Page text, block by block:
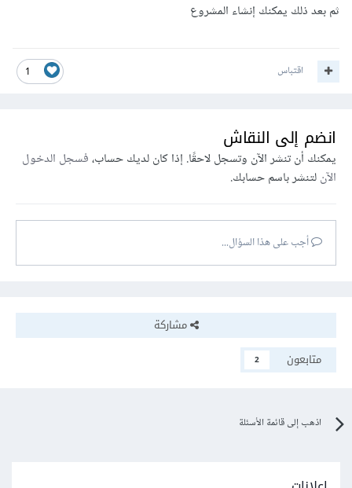
ثم بعد ذلك يمكنك إنشاء المشروع
1 اقتباس
انضم إلى النقاش
يمكنك أن تنشر الآن وتسجل لاحقًا. إذا كان لديك حساب،فسجل الدخول
الآنلتنشر باسم حسابك.
أجب على هذا السؤال...
مشاركة
متابعون
2
اذهب إلى قائمة الأسئلة